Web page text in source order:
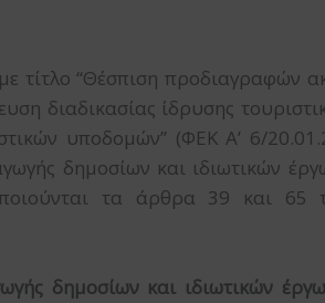
με τίτλο “Θέσπιση προδιαγραφών
διαδικασίας ίδρυσης
υποδομών” (ΦΕΚ Α’ 6/
δημοσίων και ιδιωτικών
τα άρθρα 39 και 65
δημοσίων και ιδιωτικών